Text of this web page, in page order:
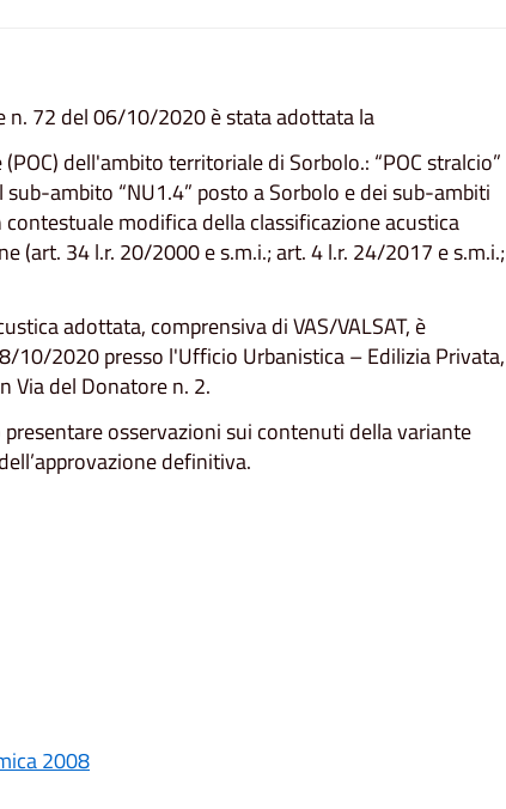
n. 72 del 06/10/2020 è stata adottata la
dell'ambito territoriale di Sorbolo.: “POC stralcio”
ambito “NU1.4” posto a Sorbolo e dei sub-ambiti
contestuale modifica della classificazione acustica
(art. 34 l.r. 20/2000 e s.m.i.; art. 4 l.r. 24/2017 e s.m.i.;
adottata, comprensiva di VAS/VALSAT, è
10/2020 presso l'Ufficio Urbanistica – Edilizia Privata,
Via del Donatore n. 2.
osservazioni sui contenuti della variante
definitiva.
2008